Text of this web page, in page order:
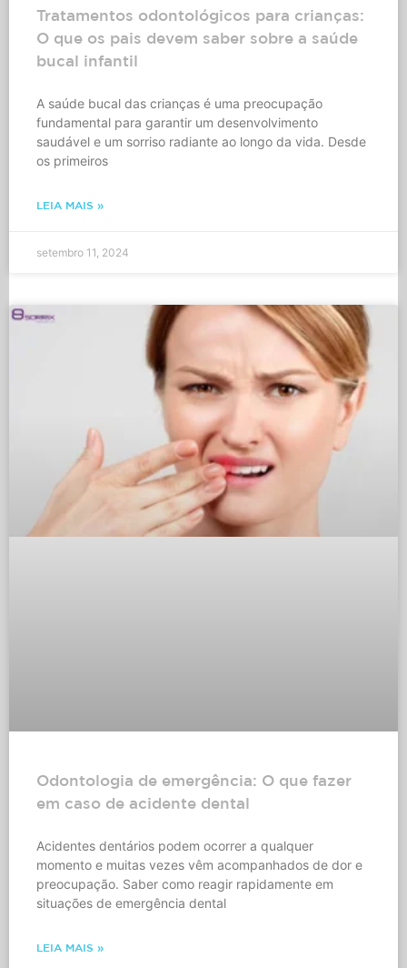
Tratamentos odontológicos para crianças:
O que os pais devem saber sobre a saúde
bucal infantil
A saúde bucal das crianças é uma preocupação
fundamental para garantir um desenvolvimento
saudável e um sorriso radiante ao longo da vida. Desde
os primeiros
LEIA MAIS »
setembro 11, 2024
Odontologia de emergência: O que fazer
em caso de acidente dental
Acidentes dentários podem ocorrer a qualquer
momento e muitas vezes vêm acompanhados de dor e
preocupação. Saber como reagir rapidamente em
situações de emergência dental
LEIA MAIS »